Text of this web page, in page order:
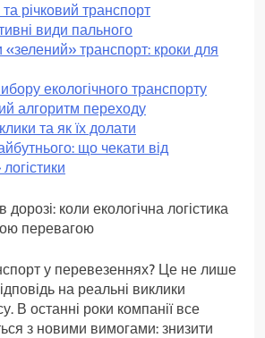
річковий транспорт
види пального
«зелений» транспорт: кроки для
екологічного транспорту
алгоритм переходу
та як їх долати
що чекати від
коли екологічна логістика
перевагою
у перевезеннях? Це не лише
на реальні виклики
В останні роки компанії все
з новими вимогами: знизити